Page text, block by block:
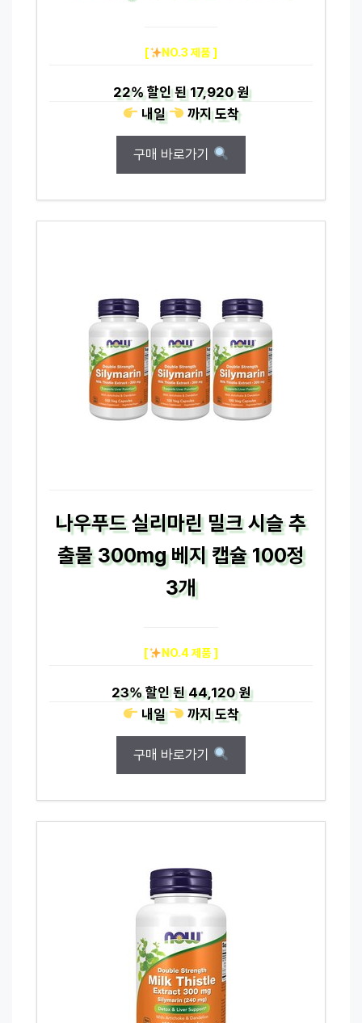
[ NO.3 제품 ]
22%할인 된17,920 원
내일
까지도착
구매 바로가기
나우푸드 실리마린 밀크 시슬 추
출물 300mg 베지 캡슐 100정
3개
[ NO.4 제품 ]
23%할인 된44,120 원
내일
까지도착
구매 바로가기